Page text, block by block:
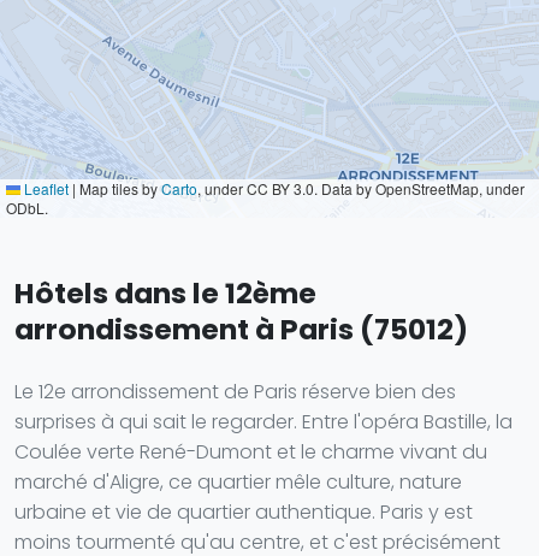
Leaflet | Map tiles byCarto, under CC BY 3.0. Data by OpenStreetMap, under
ODbL.
Hôtels dans le 12ème
arrondissement à Paris (75012)
Le 12e arrondissement de Paris réserve bien des
surprises à qui sait le regarder. Entre l'opéra Bastille, la
Coulée verte René-Dumont et le charme vivant du
marché d'Aligre, ce quartier mêle culture, nature
urbaine et vie de quartier authentique. Paris y est
moins tourmenté qu'au centre, et c'est précisément